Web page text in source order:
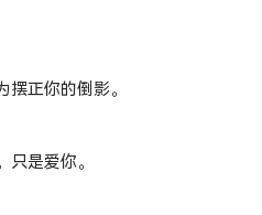
正你的倒影。
是爱你。